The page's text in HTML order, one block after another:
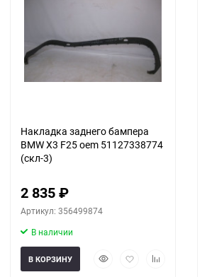
Накладка заднего бампера
BMW X3 F25 oem 51127338774
(скл-3)
2 835₽
Артикул: 356499874
В наличии
БыстрыйДобавитьДобавить
В КОРЗИНУ